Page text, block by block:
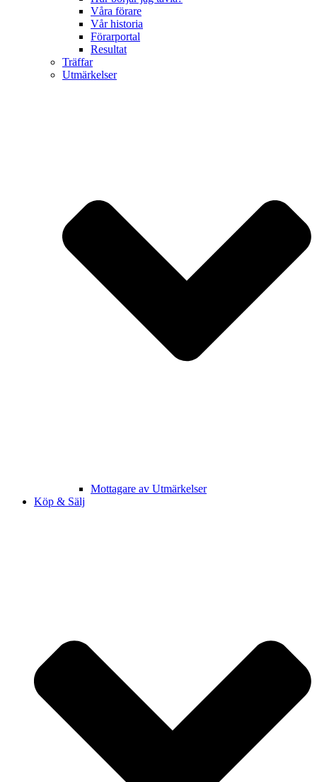
Våra förare
Vår historia
Förarportal
Resultat
Träffar
Utmärkelser
Mottagare av Utmärkelser
Köp & Sälj